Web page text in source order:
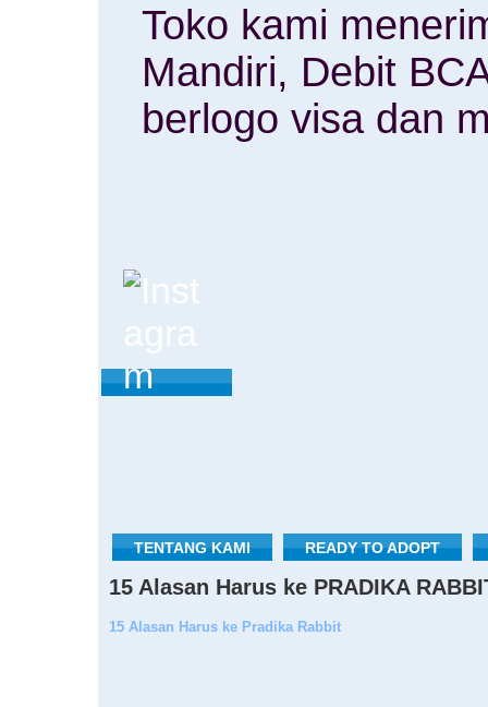
Toko kami
Mandiri, Debit
berlogo visa dan
TENTANG KAMI READY TO ADOPT
15 Alasan Harus ke PRADIKA
15 Alasan Harus ke Pradika Rabbit